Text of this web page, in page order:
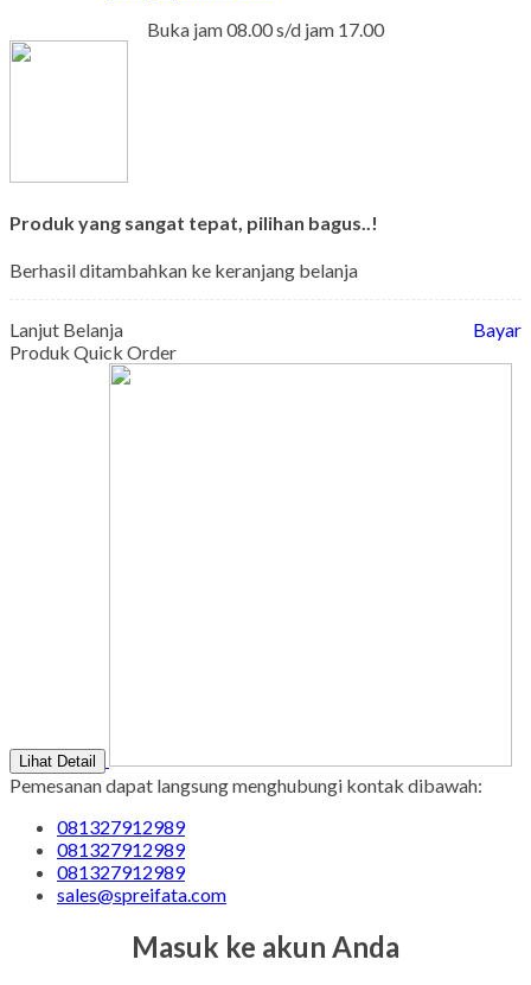
Buka jam 08.00 s/d jam 17.00
Produk yang sangat tepat, pilihan bagus..!
Berhasil ditambahkan ke keranjang belanja
Lanjut Belanja
Bayar
Produk Quick Order
Lihat Detail
Pemesanan dapat langsung menghubungi kontak dibawah:
081327912989
081327912989
081327912989
sales@spreifata.com
Masuk ke akun Anda